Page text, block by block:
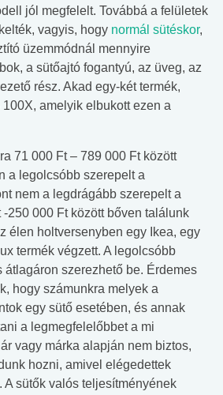
jól megfelelt. Továbbá a felületek
vagyis, hogy normál sütéskor,
üzemmódnál mennyire
a sütőajtó fogantyú, az üveg, az
rész. Akad egy-két termék,
amelyik elbukott ezen a
71 000 Ft – 789 000 Ft között
a legolcsóbb szerepelt a
nem a legdrágább szerepelt a
-250 000 Ft között bőven találunk
élen holtversenyben egy Ikea, egy
termék végzett. A legolcsóbb
átlagáron szerezhető be. Érdemes
hogy számunkra melyek a
egy sütő esetében, és annak
a legmegfelelőbbet a mi
vagy márka alapján nem biztos,
hozni, amivel elégedettek
A sütők valós teljesítményének